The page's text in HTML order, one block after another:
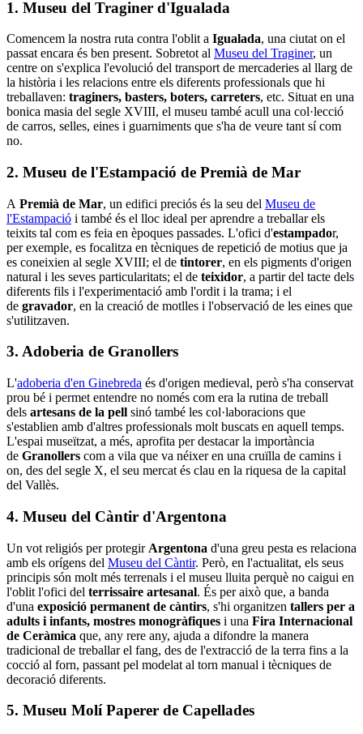
1. Museu del Traginer d'Igualada
Comencem la nostra ruta contra l'oblit a Igualada, una ciutat on el
passat encara és ben present. Sobretot al Museu del Traginer, un
centre on s'explica l'evolució del transport de mercaderies al llarg de
la història i les relacions entre els diferents professionals que hi
treballaven: traginers, basters, boters, carreters, etc. Situat en una
bonica masia del segle XVIII, el museu també acull una col·lecció
de carros, selles, eines i guarniments que s'ha de veure tant sí com
no.
2. Museu de l'Estampació de Premià de Mar
A Premià de Mar, un edifici preciós és la seu del Museu de
l'Estampació i també és el lloc ideal per aprendre a treballar els
teixits tal com es feia en èpoques passades. L'ofici d'estampador,
per exemple, es focalitza en tècniques de repetició de motius que ja
es coneixien al segle XVIII; el de tintorer, en els pigments d'origen
natural i les seves particularitats; el de teixidor, a partir del tacte dels
diferents fils i l'experimentació amb l'ordit i la trama; i el
de gravador, en la creació de motlles i l'observació de les eines que
s'utilitzaven.
3. Adoberia de Granollers
L'adoberia d'en Ginebreda és d'origen medieval, però s'ha conservat
prou bé i permet entendre no només com era la rutina de treball
dels artesans de la pell sinó també les col·laboracions que
s'establien amb d'altres professionals molt buscats en aquell temps.
L'espai museïtzat, a més, aprofita per destacar la importància
de Granollers com a vila que va néixer en una cruïlla de camins i
on, des del segle X, el seu mercat és clau en la riquesa de la capital
del Vallès.
4. Museu del Càntir d'Argentona
Un vot religiós per protegir Argentona d'una greu pesta es relaciona
amb els orígens del Museu del Càntir. Però, en l'actualitat, els seus
principis són molt més terrenals i el museu lluita perquè no caigui en
l'oblit l'ofici del terrissaire artesanal. És per això que, a banda
d'una exposició permanent de càntirs, s'hi organitzen tallers per a
adults i infants, mostres monogràfiques i una Fira Internacional
de Ceràmica que, any rere any, ajuda a difondre la manera
tradicional de treballar el fang, des de l'extracció de la terra fins a la
cocció al forn, passant pel modelat al torn manual i tècniques de
decoració diferents.
5. Museu Molí Paperer de Capellades